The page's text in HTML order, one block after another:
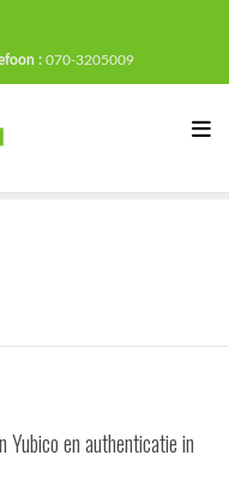
: 070-3205009
Yubico en authenticatie in